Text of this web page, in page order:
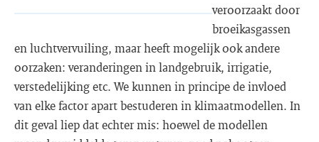
veroorzaakt door
broeikasgassen
en luchtvervuiling, maar heeft mogelijk ook andere
oorzaken: veranderingen in landgebruik, irrigatie,
verstedelijking etc. We kunnen in principe de invloed
van elke factor apart bestuderen in klimaatmodellen. In
dit geval liep dat echter mis: hoewel de modellen